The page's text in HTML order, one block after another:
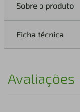
Sobre o produto
Ficha técnica
Avaliações